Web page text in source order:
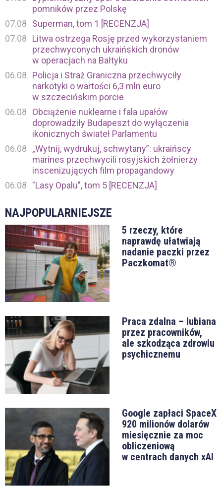
pomników przez Polskę
07.08
Superman, tom 1 [RECENZJA]
07.08
Litwa ostrzega Rosję przed wykorzystaniem
przechwyconych ukraińskich dronów
w operacjach na Bałtyku
06.08
Policja i Straż Graniczna przechwyciły
narkotyki o wartości 6,3 mln euro
w szczecińskim porcie
06.08
Obciążenie nuklearne i fala upałów
doprowadziły Budapeszt do wyłączenia
ikonicznych świateł Parlamentu
06.08
„Wytnij, wydrukuj, schwytany”: ukraińscy
marines przechwycili rosyjskich żołnierzy
inscenizujących film propagandowy
06.08
"Lasy Opalu", tom 5 [RECENZJA]
NAJPOPULARNIEJSZE
5 rzeczy, które
naprawdę ułatwiają
nadanie paczki przez
Paczkomat®
Praca zdalna – lubiana
przez pracowników,
ale szkodząca zdrowiu
psychicznemu
Google zapłaci SpaceX
920 milionów dolarów
miesięcznie za moc
obliczeniową
w centrach danych xAI